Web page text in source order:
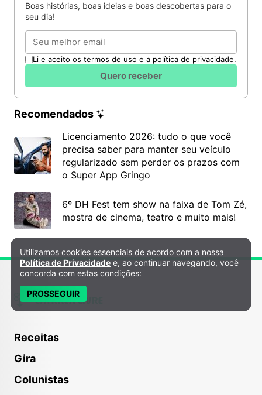
Boas histórias, boas ideias e boas descobertas para o
seu dia!
Email
Li e aceito os termos de uso e a política de privacidade.
Quero receber
Recomendados
Licenciamento 2026: tudo o que você
precisa saber para manter seu veículo
regularizado sem perder os prazos com
o Super App Gringo
6º DH Fest tem show na faixa de Tom Zé,
mostra de cinema, teatro e muito mais!
Receitas
Gira
Colunistas
Política de Privacidade e Cookies
Utilizamos cookies essenciais de acordo com a nossa
Política de Privacidade e, ao continuar navegando, você
concorda com estas condições:
PROSSEGUIR